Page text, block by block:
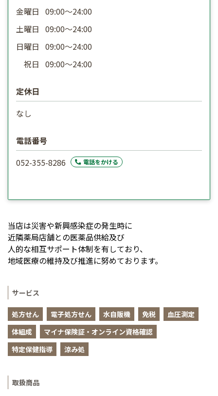
金曜日 09:00〜24:00
土曜日 09:00〜24:00
日曜日 09:00〜24:00
祝日 09:00〜24:00
定休日
なし
電話番号
052-355-8286
電話をかける
当店は災害や新興感染症の発生時に
近隣薬局店舗との医薬品供給及び
人的な相互サポート体制を有しており、
地域医療の維持及び推進に努めております。
サービス
処方せん 電子処方せん 水自販機 免税
血圧測定
体組成
マイナ保険証・オンライン資格確認
特定保健指導
涼み処
取扱商品